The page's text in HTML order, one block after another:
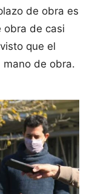
de obra es
obra de casi
que el
de obra.